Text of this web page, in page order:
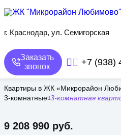
содержанию
г. Краснодар, ул. Семигорская
Заказать
звонок
+7 (938)
Квартиры в ЖК «Микрорайон
3-комнатные 3-комнатная
9 208 990 руб.